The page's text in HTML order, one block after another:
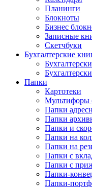
Планинги
Блокноты
Бизнес
Записные
Скетчбуки
Бухгалтерские
Папки
Картотеки
Мультифоры
Папки
Папки
Папки и
Папки на
Папки на
Папки с
Папки с
Папки-
Папки-